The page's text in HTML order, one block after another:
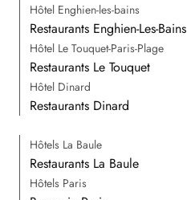
Hôtel Enghien-les-bains
Restaurants Enghien-Les-Bains
Hôtel Le Touquet-Paris-Plage
Restaurants Le Touquet
Hôtel Dinard
Restaurants Dinard
Hôtels La Baule
Restaurants La Baule
Hôtels Paris